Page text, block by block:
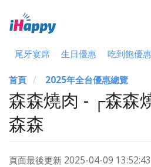
尾牙宴席 生日優惠 吃到飽優惠
首頁 2025年全台優惠總覽
森森燒肉 - ┌森森
森森
頁面最後更新 2025-04-09 13:52:43